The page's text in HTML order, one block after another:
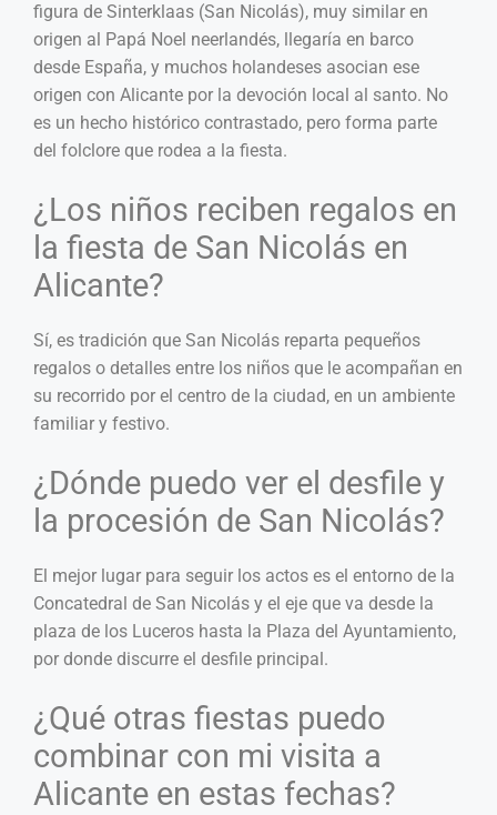
figura de Sinterklaas (San Nicolás), muy similar en
origen al Papá Noel neerlandés, llegaría en barco
desde España, y muchos holandeses asocian ese
origen con Alicante por la devoción local al santo. No
es un hecho histórico contrastado, pero forma parte
del folclore que rodea a la fiesta.
¿Los niños reciben regalos en
la fiesta de San Nicolás en
Alicante?
Sí, es tradición que San Nicolás reparta pequeños
regalos o detalles entre los niños que le acompañan en
su recorrido por el centro de la ciudad, en un ambiente
familiar y festivo.
¿Dónde puedo ver el desfile y
la procesión de San Nicolás?
El mejor lugar para seguir los actos es el entorno de la
Concatedral de San Nicolás y el eje que va desde la
plaza de los Luceros hasta la Plaza del Ayuntamiento,
por donde discurre el desfile principal.
¿Qué otras fiestas puedo
combinar con mi visita a
Alicante en estas fechas?